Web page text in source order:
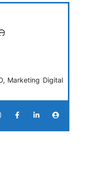
Marketing Digital